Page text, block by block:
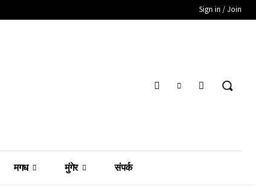
Sign in / Join
मगध मुंगेर संपर्क